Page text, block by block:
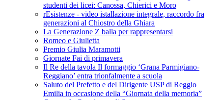
studenti dei licei: Canossa, Chierici e Moro
rEsistenze - video istallazione integrale, raccordo fra
generazioni al Chiostro della Ghiara
La Generazione Z balla per rappresentarsi
Romeo e Giulietta
Premio Giulia Maramotti
Giornate Fai di primavera
Il Re della tavola Il formaggio ‘Grana Parmigiano-
Reggiano’ entra trionfalmente a scuola
Saluto del Prefetto e del Dirigente USP di Reggio
Emilia in occasione della “Giornata della memoria”